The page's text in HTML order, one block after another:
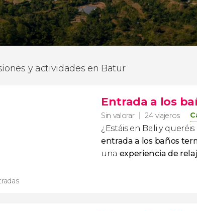
y actividades en Batur
Entrada a los
Sin valorar 24 viajeros
¿Estáis en Bali y
entrada a los baños
una experiencia de